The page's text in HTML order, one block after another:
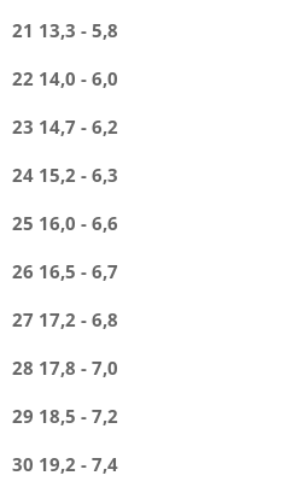
21 13,3 - 5,8
22 14,0 - 6,0
23 14,7 - 6,2
24 15,2 - 6,3
25 16,0 - 6,6
26 16,5 - 6,7
27 17,2 - 6,8
28 17,8 - 7,0
29 18,5 - 7,2
30 19,2 - 7,4